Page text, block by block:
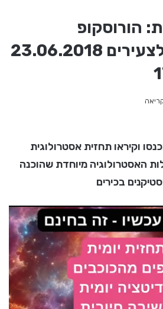
הורוסקופ
ואסטרולוגיה לצעירים 23.06.2018
וקיראו תחזית אסטרולוגית
האסטרולוגיה מיוחדת שהוכנה
בכירים